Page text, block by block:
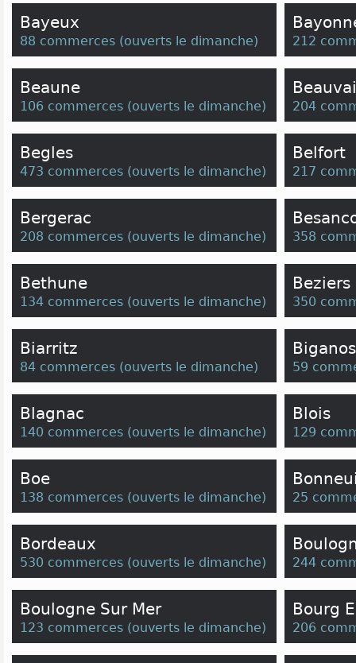
Bayeux
88 commerces (ouverts le dimanche) 212
Beaune
106 commerces (ouverts le dimanche) 204
Begles
473 commerces (ouverts le dimanche)
Belfort
217
Bergerac
208 commerces (ouverts le dimanche) 358
Bethune
134 commerces (ouverts le dimanche)
Beziers
350
Biarritz
84 commerces (ouverts le dimanche)
Biganos
59
Blagnac
140 commerces (ouverts le dimanche)
Blois
129
Boe
138 commerces (ouverts le dimanche) 25
Bordeaux
530 commerces (ouverts le dimanche) 244
Boulogne Sur Mer
123 commerces (ouverts le dimanche)
Bourg
206